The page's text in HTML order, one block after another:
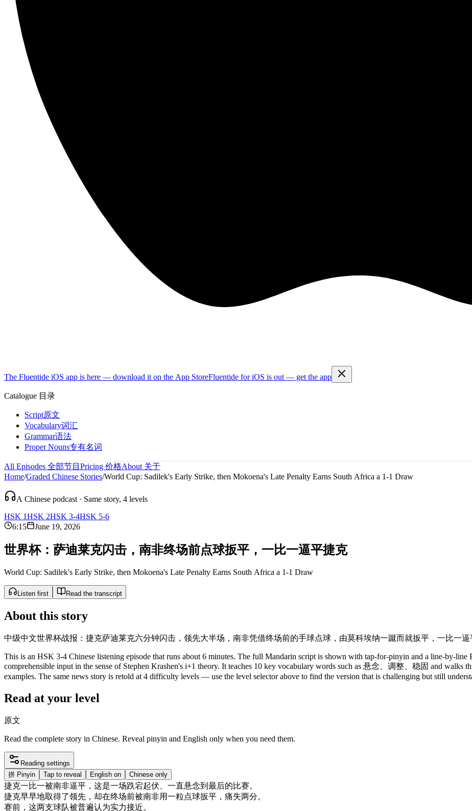
The Fluentide iOS app is here — download it on the App StoreFluentide for iOS is out — get the app
Catalogue 目录
Script原文
Vocabulary词汇
Grammar语法
Proper Nouns专有名词
All Episodes 全部节目 Pricing 价格About 关于
Home/Graded Chinese Stories/World Cup: Sadilek's Early Strike, then Mokoena's Late Penalty Earns South Africa a 1-1 Draw
A Chinese podcast · Same story, 4 levels
HSK 1HSK 2HSK 3-4HSK 5-6
6:15
June 19, 2026
世界杯： 萨迪莱克闪击 ， 南非终场前点球扳平 ， 一比一逼平捷克
World Cup: Sadilek's Early Strike, then Mokoena's Late Penalty Earns South Africa a 1-1 Draw
Listen first Read the transcript
About this story
中级中文世界杯战报：捷克萨迪莱克六分钟闪击，领先大半场，南非凭借终场前的手球点球，由莫科埃纳一蹴而就扳平，一比一逼
This is an HSK 3-4 Chinese listening episode that runs about 6 minutes. The full Mandarin script is shown with tap-for-pinyin and a line-by-
comprehensible input in the sense of Stephen Krashen's i+1 theory. It teaches 10 key vocabulary words such as 悬念、调整、稳固 and walks
examples. The same news story is retold at 4 difficulty levels — use the level selector above to find the version that is challenging but still
Read at your level
原文
Read the complete story in Chinese. Reveal pinyin and English only when you need them.
Reading settings
拼 Pinyin Tap to reveal English on Chinese only
捷克一比一被南非逼平 ， 这是一场跌宕起伏 一直悬念到 最后的比赛。
捷克早早地取得了领先 ， 却在终场前被南非用一粒点球扳平 ， 痛失两分。
赛前 ， 这两支球队被普遍认为实力接近。